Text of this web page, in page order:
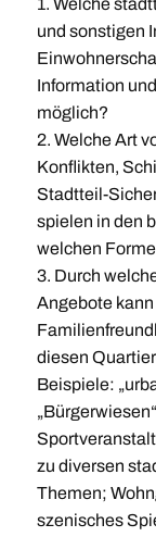
1. Welche
und sonstigen
Information
möglich?
2. Welche Art
Konflikten,
Stadtteil-
spielen in den
welchen
3. Durch
Angebote
diesen
Beispiele:
zu diversen
Themen;
szenisches